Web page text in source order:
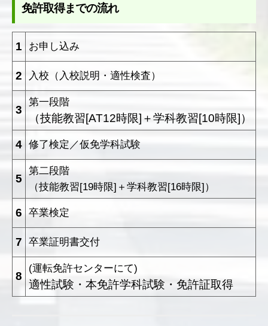
免許取得までの流れ
1 お申し込み
2 入校（入校説明・適性検査）
3
第一段階
（技能教習[AT12時限]＋学科教習[10時限]）
4 修了検定／仮免学科試験
5
第二段階
（技能教習[19時限]＋学科教習[16時限]）
6 卒業検定
7 卒業証明書交付
8
(運転免許センターにて)
適性試験・本免許学科試験・免許証取得